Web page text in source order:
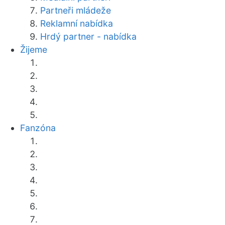
Partneři mládeže
Reklamní nabídka
Hrdý partner - nabídka
Žijeme
Fanzóna